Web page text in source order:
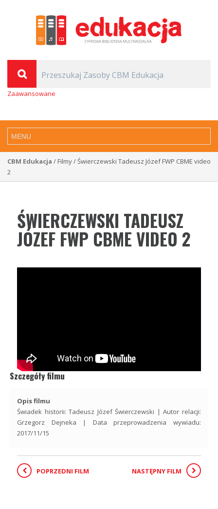
Zaawansowane
CBM Edukacja / Filmy / Świerczewski Tadeusz Józef FWP CBME video
2
ŚWIERCZEWSKI TADEUSZ
JÓZEF FWP CBME VIDEO 2
Szczegóły filmu
Opis filmu
Świadek historii: Tadeusz Józef Świerczewski | Autor relacji:
Grzegorz Dejneka | Data przeprowadzenia wywiadu:
2017/11/15
POPRZEDNI FILM NASTĘPNY FILM